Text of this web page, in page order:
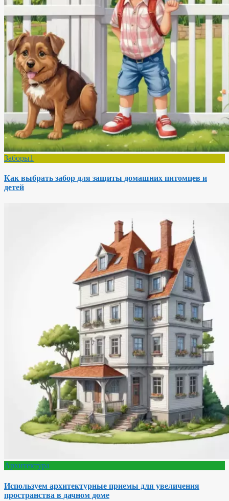
Заборы1
Как выбрать забор для защиты домашних питомцев и
детей
Архитектура
Используем архитектурные приемы для увеличения
пространства в дачном доме